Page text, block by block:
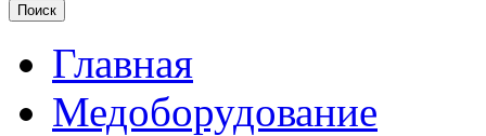
Главная
Медоборудование